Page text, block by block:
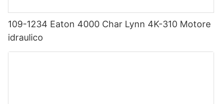
109-1234 Eaton 4000 Char Lynn 4K-310 Motore
idraulico